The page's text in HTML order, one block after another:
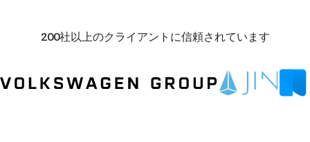
200社以上のクライアントに信頼されています